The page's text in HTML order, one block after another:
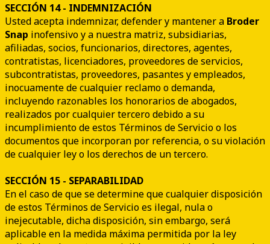
SECCIÓN 14 - INDEMNIZACIÓN
Usted acepta indemnizar, defender y mantener a Broder
Snap inofensivo y a nuestra matriz, subsidiarias,
afiliadas, socios, funcionarios, directores, agentes,
contratistas, licenciadores, proveedores de servicios,
subcontratistas, proveedores, pasantes y empleados,
inocuamente de cualquier reclamo o demanda,
incluyendo razonables los honorarios de abogados,
realizados por cualquier tercero debido a su
incumplimiento de estos Términos de Servicio o los
documentos que incorporan por referencia, o su violación
de cualquier ley o los derechos de un tercero.
SECCIÓN 15 - SEPARABILIDAD
En el caso de que se determine que cualquier disposición
de estos Términos de Servicio es ilegal, nula o
inejecutable, dicha disposición, sin embargo, será
aplicable en la medida máxima permitida por la ley